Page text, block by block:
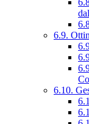
6.9.
6.10.